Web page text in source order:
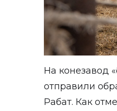
На конезавод
отправили
Рабат. Как